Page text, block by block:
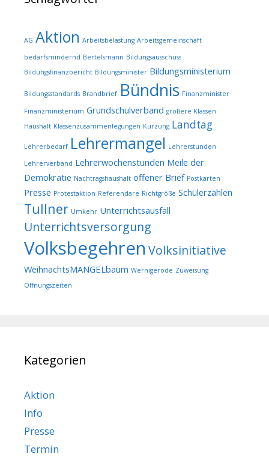
AG Aktion Arbeitsbelastung Arbeitsgemeinschaft
bedarfsmindernd Bertelsmann Bildungsausschuss
Bildungsfinanzbericht Bildungsminister Bildungsministerium
Bildungsstandards Brandbrief Bündnis Finanzminister
Finanzministerium Grundschulverband größere Klassen
Haushalt Klassenzusammenlegungen Kürzung Landtag
Lehrerbedarf Lehrermangel Lehrerstunden
Lehrerverband Lehrerwochenstunden Meile der
Demokratie Nachtragshaushalt offener Brief Postkarten
Presse Protestaktion Referendare Richtgröße Schülerzahlen
Tullner Umkehr Unterrichtsausfall
Unterrichtsversorgung
Volksbegehren Volksinitiative
WeihnachtsMANGELbaum Wernigerode Zuweisung
Öffnungszeiten
Kategorien
Aktion
Info
Presse
Termin